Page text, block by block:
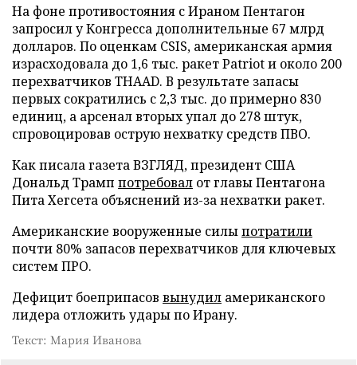
На фоне противостояния с Ираном Пентагон
запросил у Конгресса дополнительные 67 млрд
долларов. По оценкам CSIS, американская армия
израсходовала до 1,6 тыс. ракет Patriot и около 200
перехватчиков THAAD. В результате запасы
первых сократились с 2,3 тыс. до примерно 830
единиц, а арсенал вторых упал до 278 штук,
спровоцировав острую нехватку средств ПВО.
Как писала газета ВЗГЛЯД, президент США
Дональд Трамп потребовал от главы Пентагона
Пита Хегсета объяснений из-за нехватки ракет.
Американские вооруженные силыпотратили
почти 80% запасов перехватчиков для ключевых
систем ПРО.
Дефицит боеприпасов вынудил американского
лидера отложить удары по Ирану.
Текст: Мария Иванова